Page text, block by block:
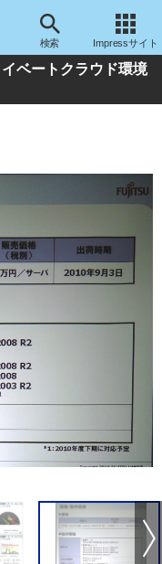
検索 Impressサイト
ベートクラウド環境